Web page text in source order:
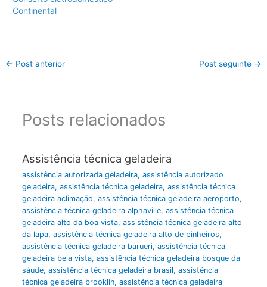
Continental
← Post anterior Post seguinte →
Posts relacionados
Assistência técnica geladeira
assistência autorizada geladeira, assistência autorizado
geladeira, assistência técnica geladeira, assistência técnica
geladeira aclimação, assistência técnica geladeira aeroporto,
assistência técnica geladeira alphaville, assistência técnica
geladeira alto da boa vista, assistência técnica geladeira alto
da lapa, assistência técnica geladeira alto de pinheiros,
assistência técnica geladeira barueri, assistência técnica
geladeira bela vista, assistência técnica geladeira bosque da
sáude, assistência técnica geladeira brasil, assistência
técnica geladeira brooklin, assistência técnica geladeira